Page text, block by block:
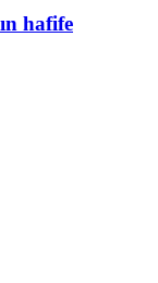
hafife